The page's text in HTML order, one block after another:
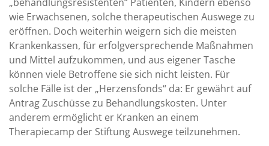
wie Erwachsenen, solche therapeutischen Auswege zu
eröffnen. Doch weiterhin weigern sich die meisten
Krankenkassen, für erfolgversprechende Maßnahmen
und Mittel aufzukommen, und aus eigener Tasche
können viele Betroffene sie sich nicht leisten. Für
solche Fälle ist der „Herzensfonds“ da: Er gewährt auf
Antrag Zuschüsse zu Behandlungskosten. Unter
anderem ermöglicht er Kranken an einem
Therapiecamp der Stiftung Auswege teilzunehmen.